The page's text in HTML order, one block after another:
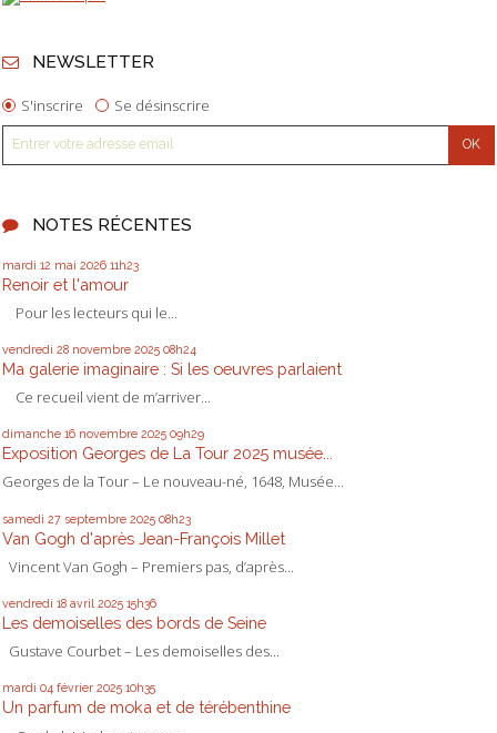
NEWSLETTER
S'inscrire Se désinscrire
NOTES RÉCENTES
mardi 12 mai 2026 11h23
Renoir et l'amour
Pour les lecteurs qui le...
vendredi 28 novembre 2025 08h24
Ma galerie imaginaire : Si les oeuvres parlaient
Ce recueil vient de m’arriver...
dimanche 16 novembre 2025 09h29
Exposition Georges de La Tour 2025 musée...
Georges de la Tour – Le nouveau-né, 1648, Musée...
samedi 27 septembre 2025 08h23
Van Gogh d'après Jean-François Millet
Vincent Van Gogh – Premiers pas, d’après...
vendredi 18 avril 2025 15h36
Les demoiselles des bords de Seine
Gustave Courbet – Les demoiselles des...
mardi 04 février 2025 10h35
Un parfum de moka et de térébenthine